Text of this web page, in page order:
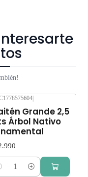
Grande 2,5
Árbol Nativo